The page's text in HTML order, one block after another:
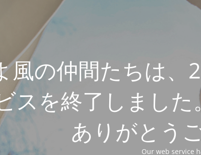
風の仲間たちは、
スを終了しまし
ありがとう
Our web service